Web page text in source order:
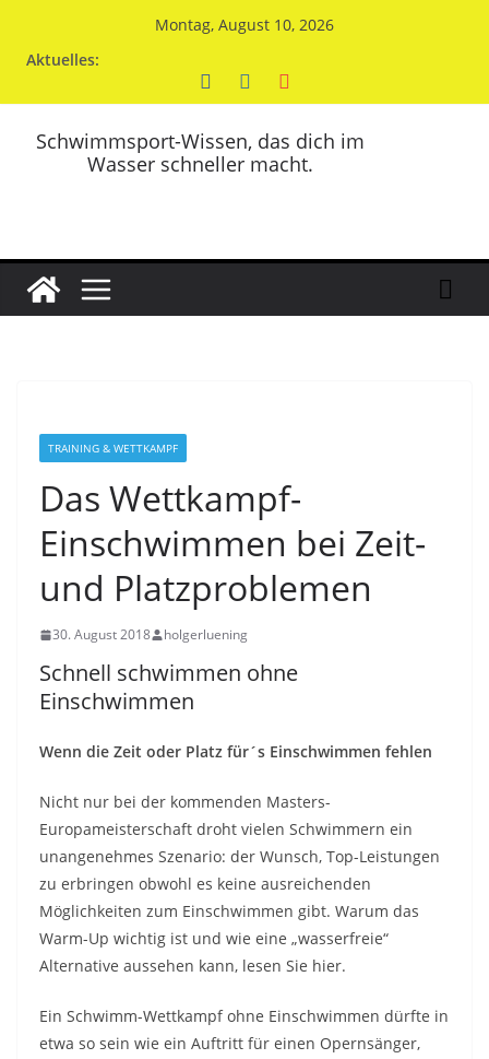
Montag, August 10, 2026
Aktuelles:
Schwimmsport-Wissen, das dich im
Wasser schneller macht.
TRAINING & WETTKAMPF
Das Wettkampf-
Einschwimmen bei Zeit-
und Platzproblemen
30. August 2018 holgerluening
Schnell schwimmen ohne
Einschwimmen
Wenn die Zeit oder Platz für´s Einschwimmen fehlen
Nicht nur bei der kommenden Masters-
Europameisterschaft droht vielen Schwimmern ein
unangenehmes Szenario: der Wunsch, Top-Leistungen
zu erbringen obwohl es keine ausreichenden
Möglichkeiten zum Einschwimmen gibt. Warum das
Warm-Up wichtig ist und wie eine „wasserfreie“
Alternative aussehen kann, lesen Sie hier.
Ein Schwimm-Wettkampf ohne Einschwimmen dürfte in
etwa so sein wie ein Auftritt für einen Opernsänger,